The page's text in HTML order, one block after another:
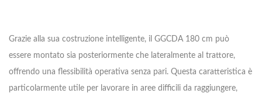
Grazie alla sua costruzione intelligente, il GGCDA 180 cm può
essere montato sia posteriormente che lateralmente al trattore,
offrendo una flessibilità operativa senza pari. Questa caratteristica è
particolarmente utile per lavorare in aree difficili da raggiungere,